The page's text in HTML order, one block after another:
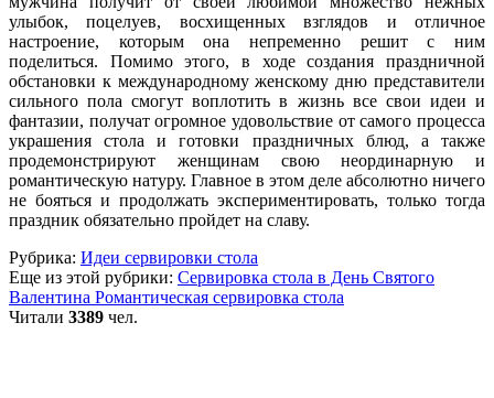
улыбок, поцелуев, восхищенных взглядов и отличное
настроение, которым она непременно решит с ним
поделиться. Помимо этого, в ходе создания праздничной
обстановки к международному женскому дню представители
сильного пола смогут воплотить в жизнь все свои идеи и
фантазии, получат огромное удовольствие от самого процесса
украшения стола и готовки праздничных блюд, а также
продемонстрируют женщинам свою неординарную и
романтическую натуру. Главное в этом деле абсолютно ничего
не бояться и продолжать экспериментировать, только тогда
праздник обязательно пройдет на славу.
Рубрика: Идеи сервировки стола
Еще из этой рубрики: Сервировка стола в День Святого
Валентина Романтическая сервировка стола
Читали 3389 чел.